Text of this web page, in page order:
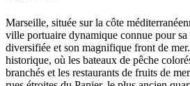
Marseille, située sur la côte
ville portuaire dynamique connue pour
diversifiée et son magnifique front de
historique, où les bateaux de pêche
branchés et les restaurants de fruits de